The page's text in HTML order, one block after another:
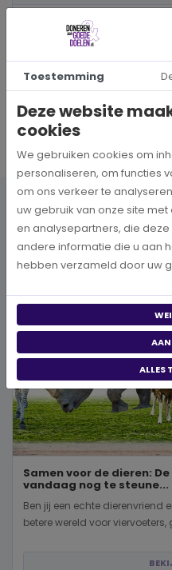
Stationsweg 89
6711 PM Ede
Publicaties
Samen voor de dieren:
vandaag nog te steune...
Ben jij een echte
betere wereld voor
Toestemming
Deze website
cookies
We gebruiken cookies om
personaliseren, om functies
om ons verkeer te
uw gebruik van onze site
en analysepartners, die
andere informatie die u aan
hebben verzameld door uw
ALLES